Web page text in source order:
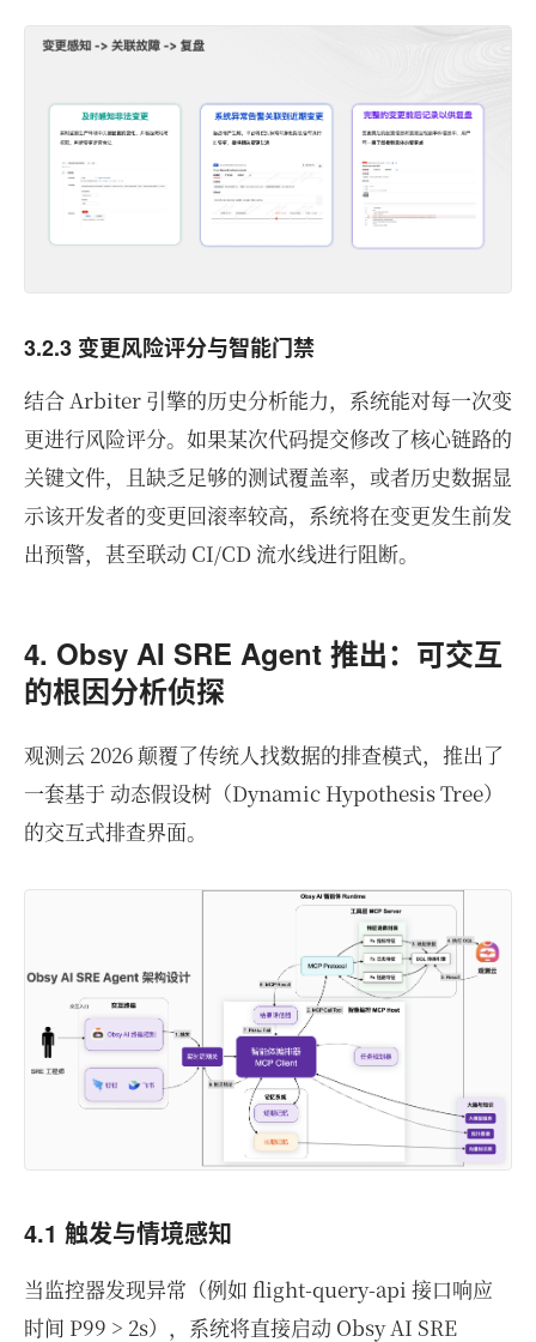
3.2.3 变更风险评分与智能门禁
结合 Arbiter 引擎的历史分析能力，系统能对每一次变
更进行风险评分。如果某次代码提交修改了核心链路的
关键文件，且缺乏足够的测试覆盖率，或者历史数据显
示该开发者的变更回滚率较高，系统将在变更发生前发
出预警，甚至联动 CI/CD 流水线进行阻断。
4. Obsy AI SRE Agent 推出：可交互
的根因分析侦探
观测云 2026 颠覆了传统人找数据的排查模式，推出了
一套基于 动态假设树（Dynamic Hypothesis Tree）
的交互式排查界面。
4.1 触发与情境感知
当监控器发现异常（例如 flight-query-api 接口响应
时间 P99 > 2s），系统将直接启动 Obsy AI SRE